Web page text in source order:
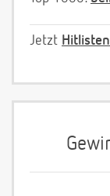
Jetzt